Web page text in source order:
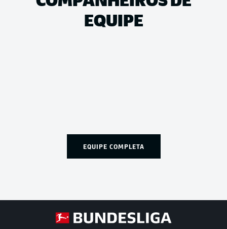
EQUIPE
EQUIPE COMPLETA